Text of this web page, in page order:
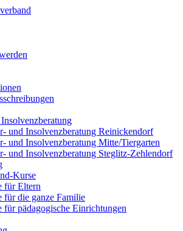
und Insolvenzberatung Reinickendorf
und Insolvenzberatung Mitte/Tiergarten
und Insolvenzberatung Steglitz-Zehlendorf
Kurse
für Eltern
für die ganze Familie
für pädagogische Einrichtungen